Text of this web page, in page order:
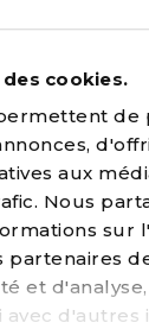
cookies.
de
aux
Nous
sur
partenaires
et
d'autres
CHOISIR →